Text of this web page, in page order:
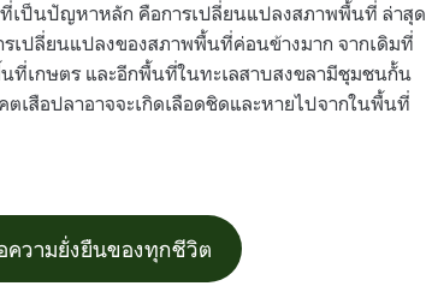
เป็นปัญหาหลัก คือการเปลี่ยนแปลงสภาพพื้นที่ ล่าสุด
เปลี่ยนแปลงของสภาพพื้นที่ค่อนข้างมาก จากเดิมที่
ที่เกษตร และอีกพื้นที่ในทะเลสาบสงขลามีชุมชนกั้น
เสือปลาอาจจะเกิดเลือดชิดและหายไปจากในพื้นที่
ความยั่งยืนของทุกชีวิต